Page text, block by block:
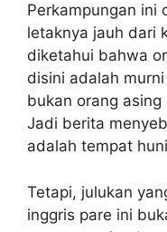
Perkampungan ini
letaknya jauh dari
diketahui bahwa
disini adalah
bukan orang
Jadi berita
adalah tempat
Tetapi, julukan
inggris pare ini